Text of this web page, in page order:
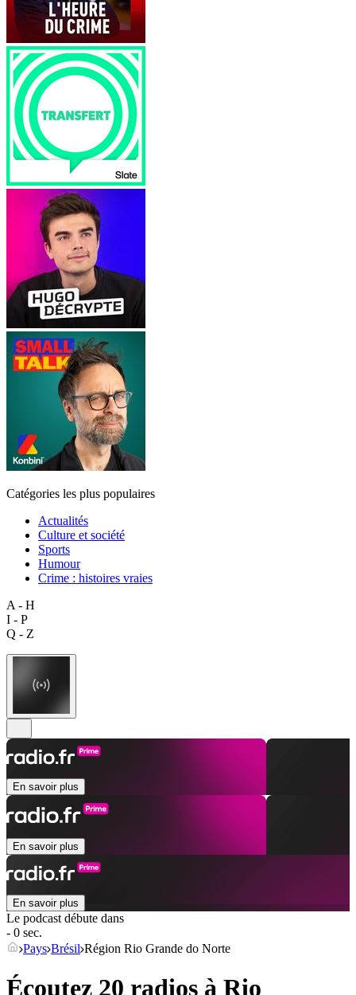
Catégories les plus populaires
Actualités
Culture et société
Sports
Humour
Crime : histoires vraies
A - H
I - P
Q - Z
En savoir plus
En savoir plus
En savoir plus
Le podcast débute dans
- 0 sec.
Pays Brésil Région Rio Grande do Norte
Écoutez 20 radios à Rio